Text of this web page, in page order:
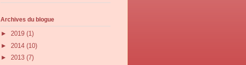
Archives du blogue
► 2019 (1)
► 2014 (10)
► 2013 (7)